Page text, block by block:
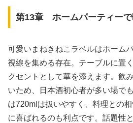
第13章 ホームパーティーで
可愛いまねきねこラベルはホーム
視線を集める存在。テーブルに置
クセントとして華を添えます。飲
いため、日本酒初心者が多い場で
は720mlは扱いやすく、料理との
に喜ばれるのも利点です。話題性